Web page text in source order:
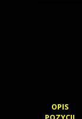
OPIS